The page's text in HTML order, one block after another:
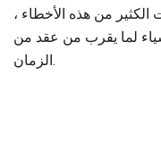
من هذه الأخطاء ،
لما يقرب من عقد من
الزمان.